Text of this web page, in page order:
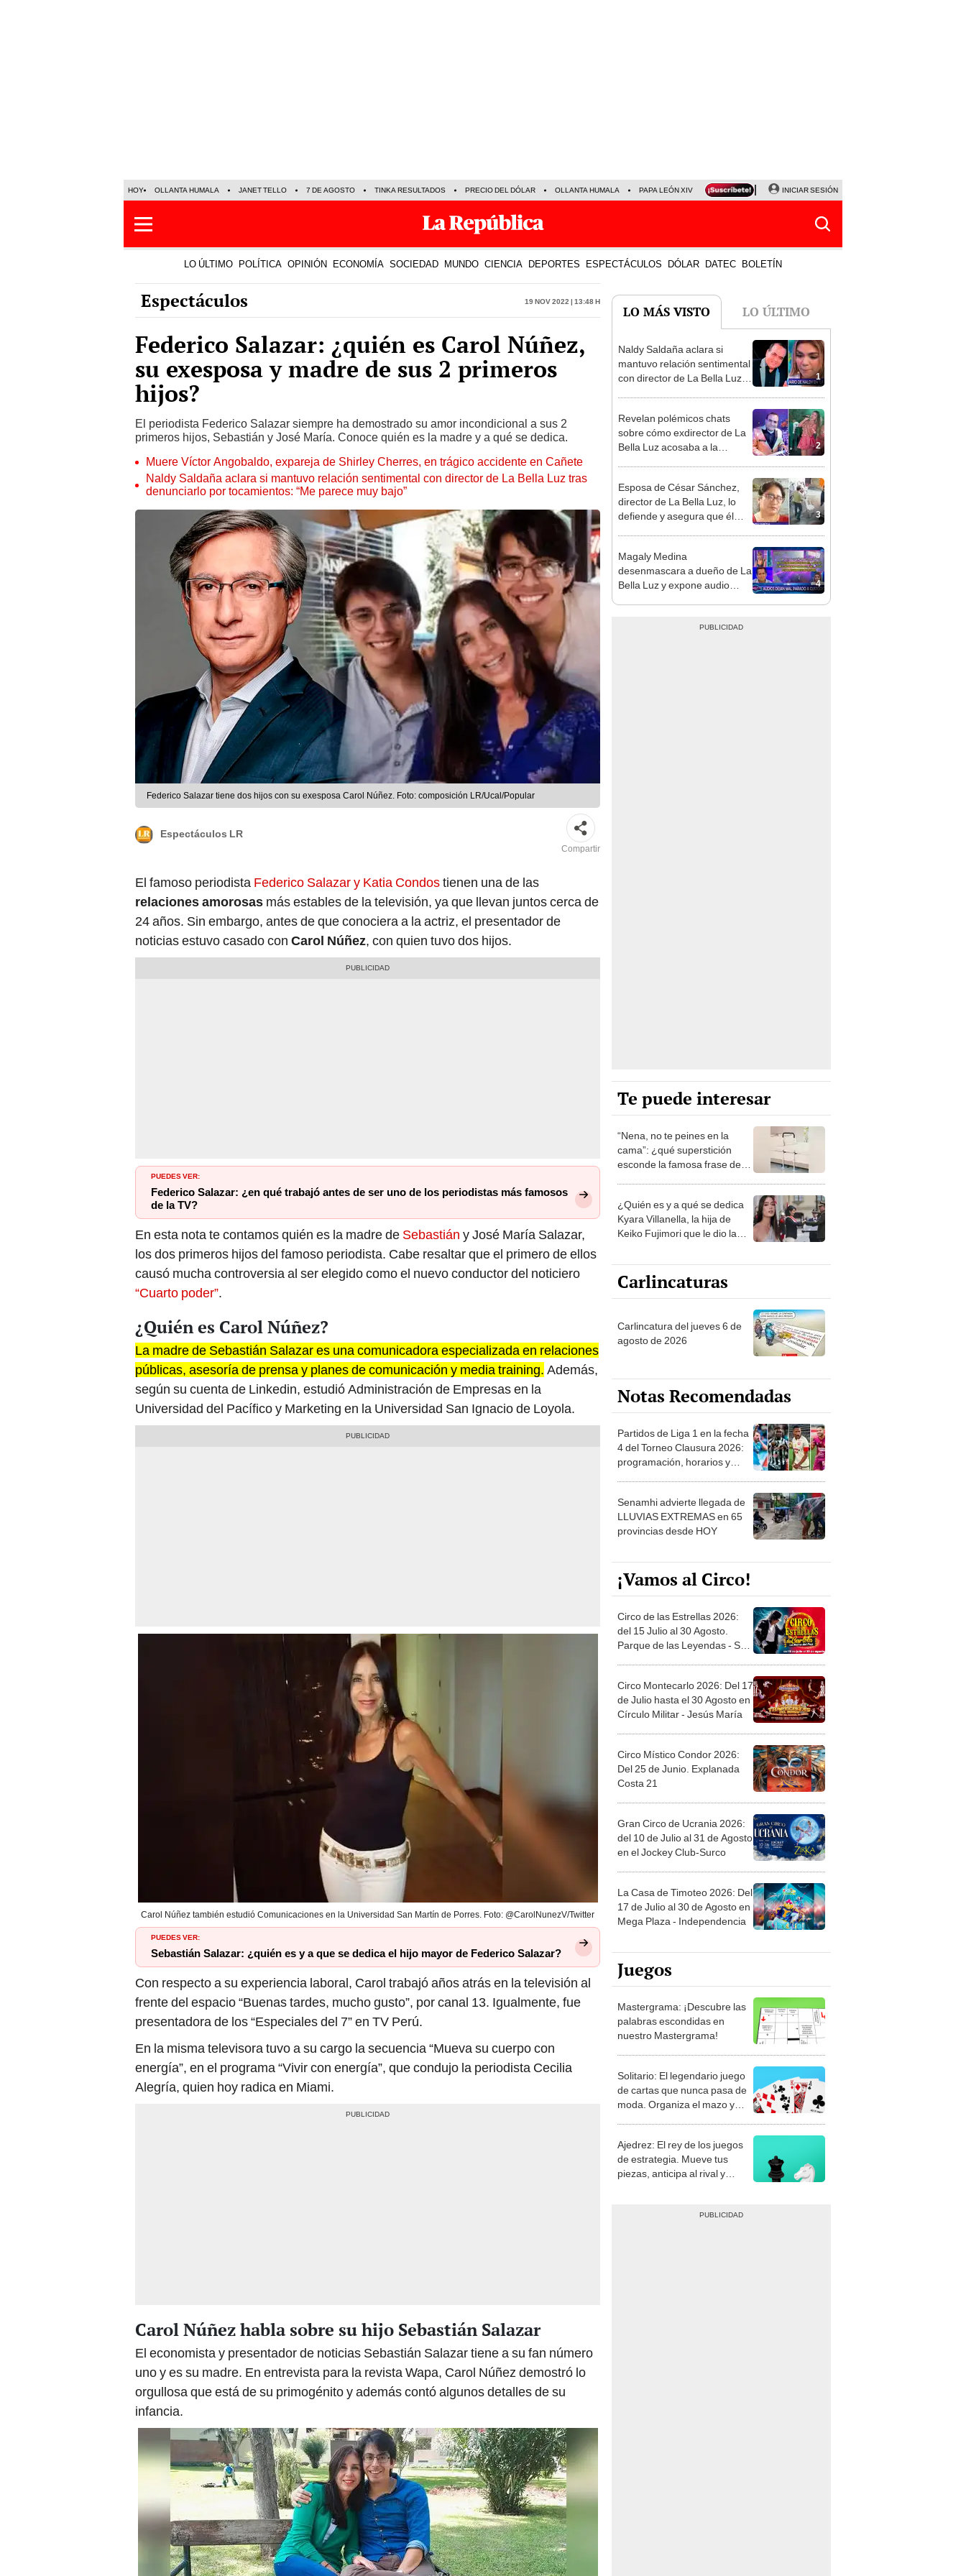
HOY OLLANTA HUMALA JANET TELLO 7 DE AGOSTO TINKA RESULTADOS PRECIO DEL DÓLAR OLLANTA HUMALA PAPA LEÓN XIV NALDY SALDAÑA LA BELLA LUZ
INICIAR SESIÓN
LO ÚLTIMO POLÍTICA OPINIÓN ECONOMÍA SOCIEDAD MUNDO CIENCIA DEPORTES ESPECTÁCULOS DÓLAR DATEC BOLETÍN
Espectáculos 19 Nov 2022 | 13:48 h
Federico Salazar: ¿quién es Carol Núñez,
su exesposa y madre de sus 2 primeros
hijos?
El periodista Federico Salazar siempre ha demostrado su amor incondicional a sus 2
primeros hijos, Sebastián y José María. Conoce quién es la madre y a qué se dedica.
Muere Víctor Angobaldo, expareja de Shirley Cherres, en trágico accidente en Cañete
Naldy Saldaña aclara si mantuvo relación sentimental con director de La Bella Luz tras
denunciarlo por tocamientos: “Me parece muy bajo”
Federico Salazar tiene dos hijos con su exesposa Carol Núñez. Foto: composición LR/Ucal/Popular
Espectáculos LR
Compartir
El famoso periodista Federico Salazar y Katia Condostienen una de las
relaciones amorosas más estables de la televisión, ya que llevan juntos cerca de
24 años. Sin embargo, antes de que conociera a la actriz, el presentador de
noticias estuvo casado con Carol Núñez, con quien tuvo dos hijos.
PUEDES VER:
Federico Salazar: ¿en qué trabajó antes de ser uno de los periodistas más famosos
de la TV?
En esta nota te contamos quién es la madre de Sebastián y José María Salazar,
los dos primeros hijos del famoso periodista. Cabe resaltar que el primero de ellos
causó mucha controversia al ser elegido como el nuevo conductor del noticiero
“Cuarto poder”.
¿Quién es Carol Núñez?
La madre de Sebastián Salazar es una comunicadora especializada en relaciones
públicas, asesoría de prensa y planes de comunicación y media training. Además,
según su cuenta de Linkedin, estudió Administración de Empresas en la
Universidad del Pacífico y Marketing en la Universidad San Ignacio de Loyola.
Carol Núñez también estudió Comunicaciones en la Universidad San Martín de Porres. Foto: @CarolNunezV/Twitter
PUEDES VER:
Sebastián Salazar: ¿quién es y a que se dedica el hijo mayor de Federico Salazar?
Con respecto a su experiencia laboral, Carol trabajó años atrás en la televisión al
frente del espacio “Buenas tardes, mucho gusto”, por canal 13. Igualmente, fue
presentadora de los “Especiales del 7” en TV Perú.
En la misma televisora tuvo a su cargo la secuencia “Mueva su cuerpo con
energía”, en el programa “Vivir con energía”, que condujo la periodista Cecilia
Alegría, quien hoy radica en Miami.
Carol Núñez habla sobre su hijo Sebastián Salazar
El economista y presentador de noticias Sebastián Salazar tiene a su fan número
uno y es su madre. En entrevista para la revista Wapa, Carol Núñez demostró lo
orgullosa que está de su primogénito y además contó algunos detalles de su
infancia.
LO MÁS VISTO LO ÚLTIMO
1
Naldy Saldaña aclara si
mantuvo relación sentimental
con director de La Bella Luz
bajo”
2
Revelan polémicos chats
sobre cómo exdirector de La
Bella Luz acosaba a la
3
Esposa de César Sánchez,
director de La Bella Luz, lo
defiende y asegura que él
dos años"
4
Magaly Medina
desenmascara a dueño de La
Bella Luz y expone audio
Te puede interesar
“Nena, no te peines en la
cama”: ¿qué superstición
esconde la famosa frase de
¿Quién es y a qué se dedica
Kyara Villanella, la hija de
Keiko Fujimori que le dio la
Carlincaturas
Carlincatura del jueves 6 de
agosto de 2026
Notas Recomendadas
Partidos de Liga 1 en la fecha
4 del Torneo Clausura 2026:
programación, horarios y
Senamhi advierte llegada de
LLUVIAS EXTREMAS en 65
provincias desde HOY
¡Vamos al Circo!
Circo de las Estrellas 2026:
del 15 Julio al 30 Agosto.
Parque de las Leyendas - San
Circo Montecarlo 2026: Del 17
de Julio hasta el 30 Agosto en
Círculo Militar - Jesús María
Circo Místico Condor 2026:
Del 25 de Junio. Explanada
Costa 21
Gran Circo de Ucrania 2026:
del 10 de Julio al 31 de Agosto
en el Jockey Club-Surco
La Casa de Timoteo 2026: Del
17 de Julio al 30 de Agosto en
Mega Plaza - Independencia
Juegos
Mastergrama: ¡Descubre las
palabras escondidas en
nuestro Mastergrama!
Solitario: El legendario juego
de cartas que nunca pasa de
moda. Organiza el mazo y
Ajedrez: El rey de los juegos
de estrategia. Mueve tus
piezas, anticipa al rival y